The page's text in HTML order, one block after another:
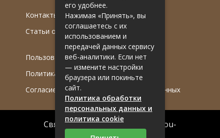
Контакты
Статьи от эксперта
Пользовательское соглашение
Политика обработки ПДн
Согласие на обработку персональных данных
Связаться с редакцией сайта: you-
его удобнее.
Нажимая «Принять», вы
соглашаетесь с их
использованием и
передачей данных сервису
веб-аналитики. Если нет
— измените настройки
браузера или покиньте
сайт.
Политика обработки
персональных данных и
политика cookie